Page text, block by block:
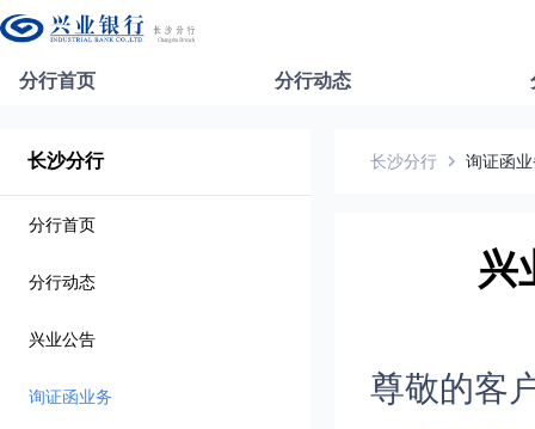
分行首页 分行动态
长沙分行
分行首页
分行动态
兴业公告
询证函业务
长沙分行 询证函
兴
尊敬的客